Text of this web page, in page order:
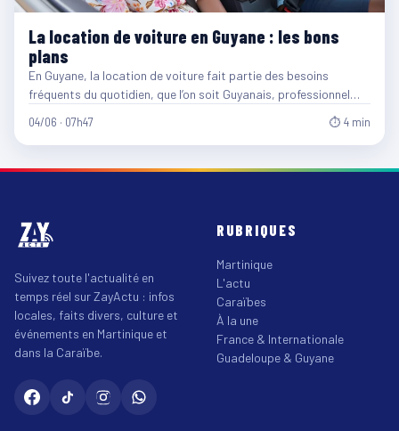
La location de voiture en Guyane : les bons
plans
En Guyane, la location de voiture fait partie des besoins
fréquents du quotidien, que l’on soit Guyanais, professionnel…
04/06 · 07h47 ⏱ 4 min
Suivez toute l'actualité en
temps réel sur ZayActu : infos
locales, faits divers, culture et
événements en Martinique et
dans la Caraïbe.
RUBRIQUES
Martinique
L'actu
Caraïbes
À la une
France & Internationale
Guadeloupe & Guyane